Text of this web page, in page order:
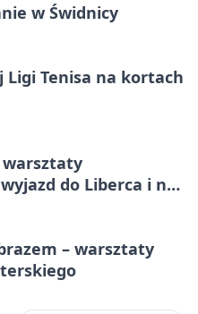
w Świdnicy
Ligi Tenisa na kortach
warsztaty
do Liberca i na
– warsztaty